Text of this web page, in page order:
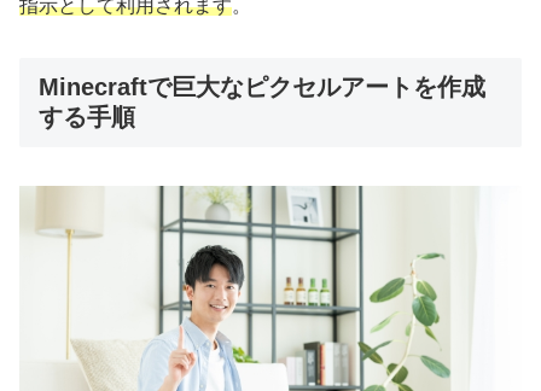
指示として利用されます。
Minecraftで巨大なピクセルアートを作成
する手順